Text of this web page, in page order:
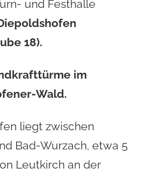
und Festhalle
18).
im
Wald.
liegt zwischen
Bad-Wurzach, etwa 5
Leutkirch an der